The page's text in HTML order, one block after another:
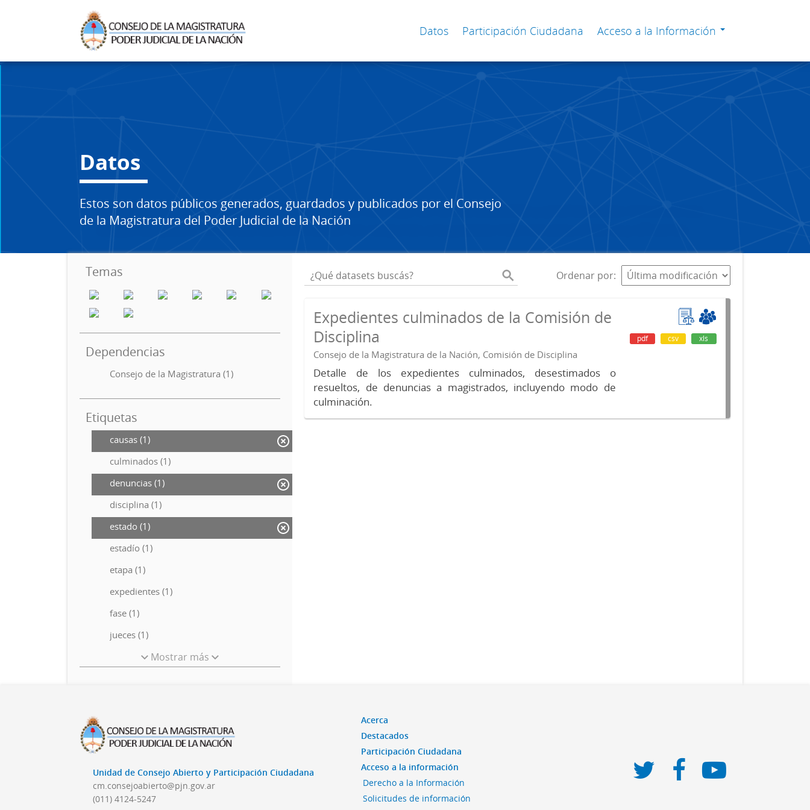
Datos Participación Ciudadana Acceso a la Información
Datos
Estos son datos públicos generados, guardados y publicados por el Consejo
de la Magistratura del Poder Judicial de la Nación
Temas
Dependencias
Consejo de la Magistratura (1)
Etiquetas
causas (1)
culminados (1)
denuncias (1)
disciplina (1)
estado (1)
estadío (1)
etapa (1)
expedientes (1)
fase (1)
jueces (1)
Mostrar más
Ordenar por
Expedientes culminados de la Comisión de
Disciplina
Consejo de la Magistratura de la Nación, Comisión de Disciplina
Detalle de los expedientes culminados, desestimados o
resueltos, de denuncias a magistrados, incluyendo modo de
culminación.
pdf csv xls
Unidad de Consejo Abierto y Participación Ciudadana
cm.consejoabierto@pjn.gov.ar
(011) 4124-5247
Acerca
Destacados
Participación Ciudadana
Acceso a la información
Derecho a la Información
Solicitudes de información